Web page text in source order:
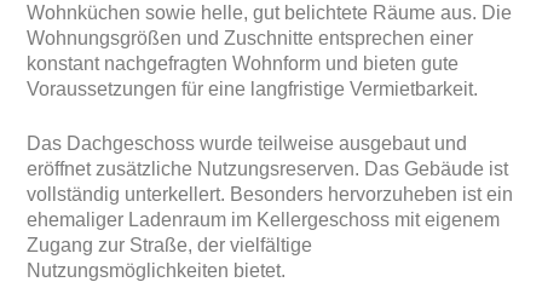
Wohnküchen sowie helle, gut belichtete Räume aus. Die
Wohnungsgrößen und Zuschnitte entsprechen einer
konstant nachgefragten Wohnform und bieten gute
Voraussetzungen für eine langfristige Vermietbarkeit.
Das Dachgeschoss wurde teilweise ausgebaut und
eröffnet zusätzliche Nutzungsreserven. Das Gebäude ist
vollständig unterkellert. Besonders hervorzuheben ist ein
ehemaliger Ladenraum im Kellergeschoss mit eigenem
Zugang zur Straße, der vielfältige
Nutzungsmöglichkeiten bietet.